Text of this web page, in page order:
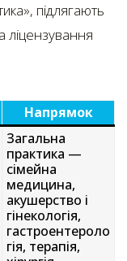
підлягають
ліцензування
Напрямок
Загальна
практика —
сімейна
медицина,
акушерство і
гінекологія,
гастроентероло
гія, терапія,